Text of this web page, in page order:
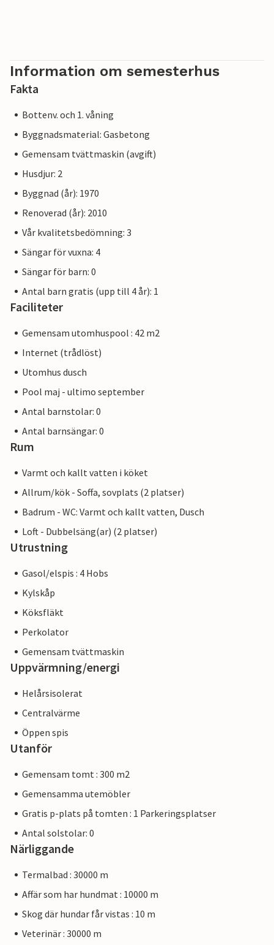
Information om semesterhus
Fakta
Bottenv. och 1. våning
Byggnadsmaterial: Gasbetong
Gemensam tvättmaskin (avgift)
Husdjur: 2
Byggnad (år): 1970
Renoverad (år): 2010
Vår kvalitetsbedömning: 3
Sängar för vuxna: 4
Sängar för barn: 0
Antal barn gratis (upp till 4 år): 1
Faciliteter
Gemensam utomhuspool : 42 m2
Internet (trådlöst)
Utomhus dusch
Pool maj - ultimo september
Antal barnstolar: 0
Antal barnsängar: 0
Rum
Varmt och kallt vatten i köket
Allrum/kök - Soffa, sovplats (2 platser)
Badrum - WC: Varmt och kallt vatten, Dusch
Loft - Dubbelsäng(ar) (2 platser)
Utrustning
Gasol/elspis : 4 Hobs
Kylskåp
Köksfläkt
Perkolator
Gemensam tvättmaskin
Uppvärmning/energi
Helårsisolerat
Centralvärme
Öppen spis
Utanför
Gemensam tomt : 300 m2
Gemensamma utemöbler
Gratis p-plats på tomten : 1 Parkeringsplatser
Antal solstolar: 0
Närliggande
Termalbad : 30000 m
Affär som har hundmat : 10000 m
Skog där hundar får vistas : 10 m
Veterinär : 30000 m